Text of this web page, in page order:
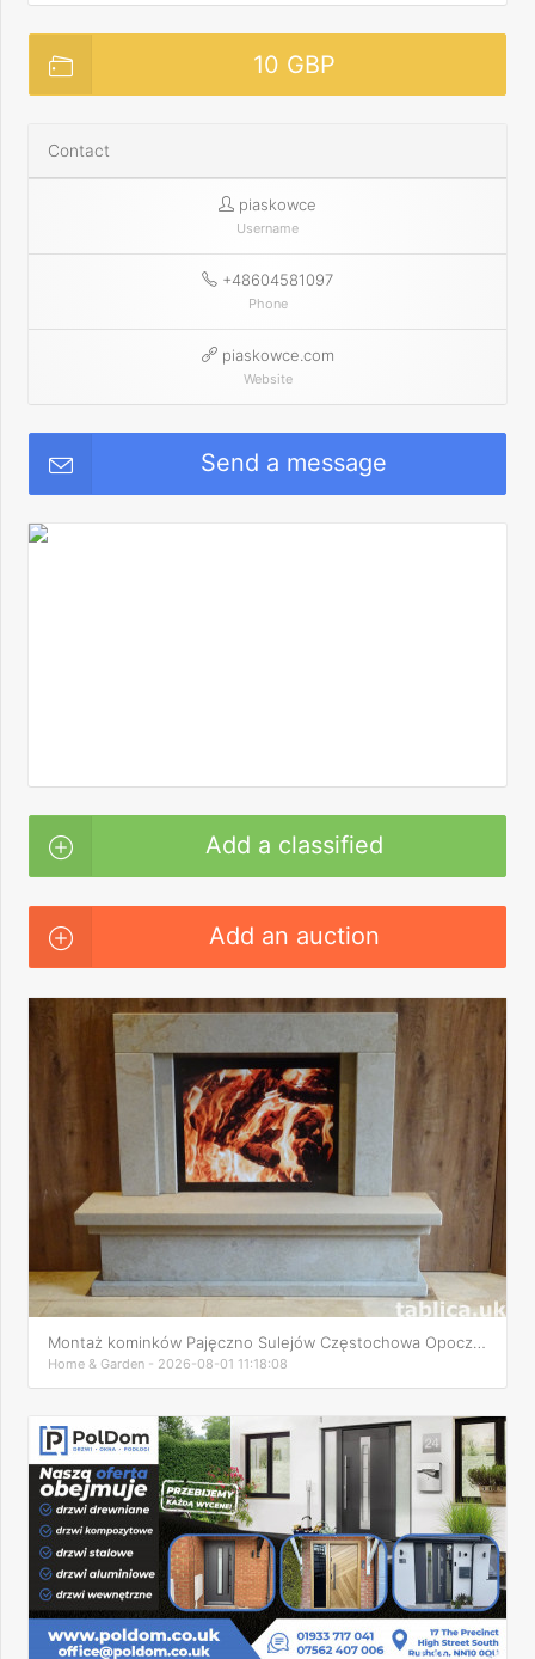
10 GBP
Contact
piaskowce
Username
+48604581097
Phone
piaskowce.com
Website
Send a message
Add a classified
Add an auction
Home & Garden - 2026-08-01 11:18:08